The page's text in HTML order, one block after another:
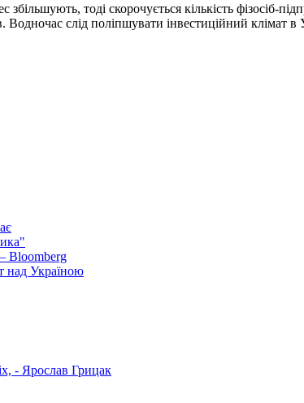
тоді скорочується кількість фізосіб-
слід поліпшувати інвестиційний клімат в
Bloomberg
над Україною
- Ярослав Грицак